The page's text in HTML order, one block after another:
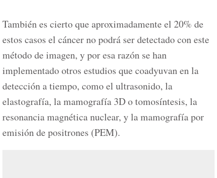
También es cierto que aproximadamente el 20% de
estos casos el cáncer no podrá ser detectado con este
método de imagen, y por esa razón se han
implementado otros estudios que coadyuvan en la
detección a tiempo, como el ultrasonido, la
elastografía, la mamografía 3D o tomosíntesis, la
resonancia magnética nuclear, y la mamografía por
emisión de positrones (PEM).